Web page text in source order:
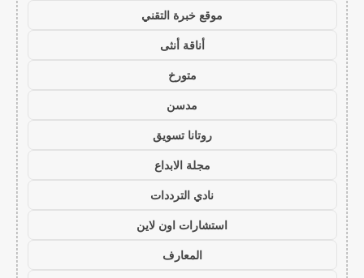
موقع خبرة التقني
أناقة أنثى
متورخ
مدسن
روتانا تسويق
مجلة الابداع
نادي الترددات
استشارات اون لاين
المعارف